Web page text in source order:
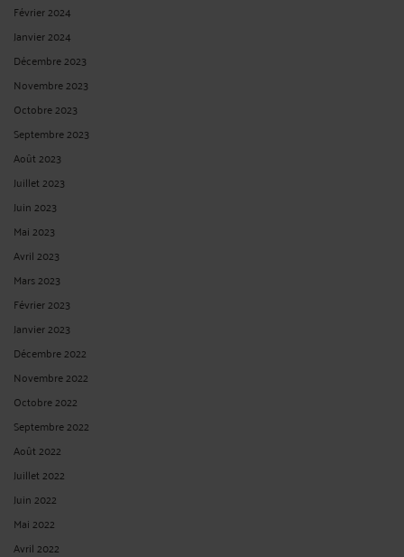
Janvier 2024
Décembre 2023
Novembre 2023
Octobre 2023
Septembre 2023
Août 2023
Juillet 2023
Juin 2023
Mai 2023
Avril 2023
Mars 2023
Février 2023
Janvier 2023
Décembre 2022
Novembre 2022
Octobre 2022
Septembre 2022
Août 2022
Juillet 2022
Juin 2022
Mai 2022
Avril 2022
Mars 2022